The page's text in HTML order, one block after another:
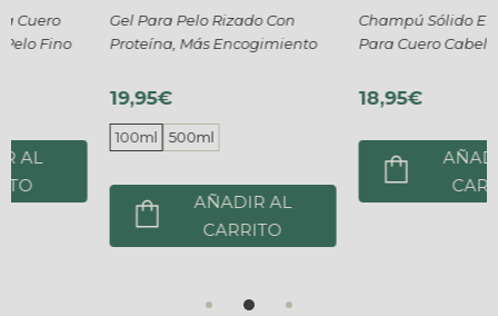
Gel Para Pelo Rizado Con
Proteína, Más Encogimiento
100ml 500ml
AÑADIR AL
CARRITO
Champú Sólido Emoliente
Para Cuero Cabelludo Seco
AÑADIR AL
CARRITO